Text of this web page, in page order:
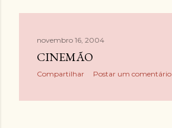
novembro 16, 2004
CINEMÃO
Compartilhar Postar um comentário